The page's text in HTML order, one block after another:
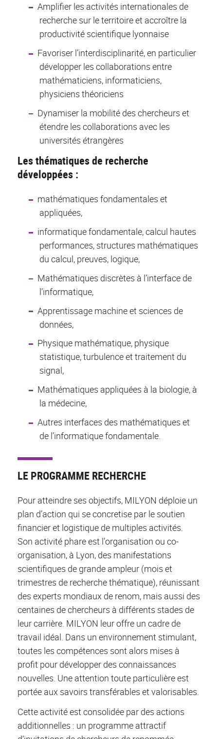
Amplifier les activités internationales de
recherche sur le territoire et accroître la
productivité scientifique lyonnaise
Favoriser l’interdisciplinarité, en particulier
développer les collaborations entre
mathématiciens, informaticiens,
physiciens théoriciens
Dynamiser la mobilité des chercheurs et
étendre les collaborations avec les
universités étrangères
Les thématiques de recherche
développées :
mathématiques fondamentales et
appliquées,
informatique fondamentale, calcul hautes
performances, structures mathématiques
du calcul, preuves, logique,
Mathématiques discrètes à l’interface de
l’informatique,
Apprentissage machine et sciences de
données,
Physique mathématique, physique
statistique, turbulence et traitement du
signal,
Mathématiques appliquées à la biologie, à
la médecine,
Autres interfaces des mathématiques et
de l’informatique fondamentale.
LE PROGRAMME RECHERCHE
Pour atteindre ses objectifs, MILYON déploie un
plan d’action qui se concretise par le soutien
financier et logistique de multiples activités.
Son activité phare est l’organisation ou co-
organisation, à Lyon, des manifestations
scientifiques de grande ampleur (mois et
trimestres de recherche thématique), réunissant
des experts mondiaux de renom, mais aussi des
centaines de chercheurs à différents stades de
leur carrière. MILYON leur offre un cadre de
travail idéal. Dans un environnement stimulant,
toutes les compétences sont alors mises à
profit pour développer des connaissances
nouvelles. Une attention toute particulière est
portée aux savoirs transférables et valorisables.
Cette activité est consolidée par des actions
additionnelles : un programme attractif